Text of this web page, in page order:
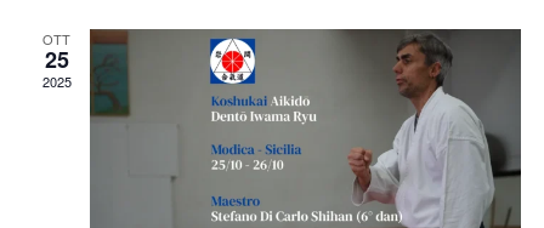
OTT
25
2025